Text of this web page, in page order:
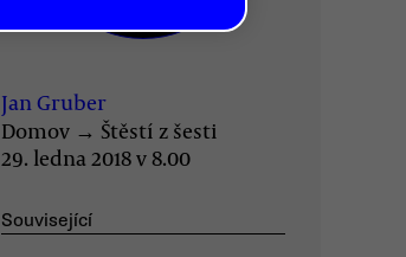
Jan Gruber
Domov → Štěstí z šesti
29. ledna 2018 v 8.00
Související